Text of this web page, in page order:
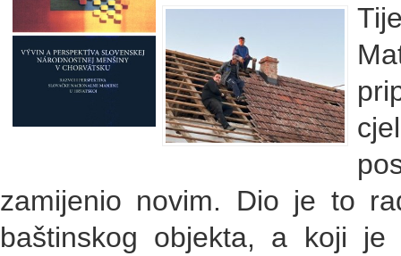
zamijenio novim. Dio je to
baštinskog objekta, a koji